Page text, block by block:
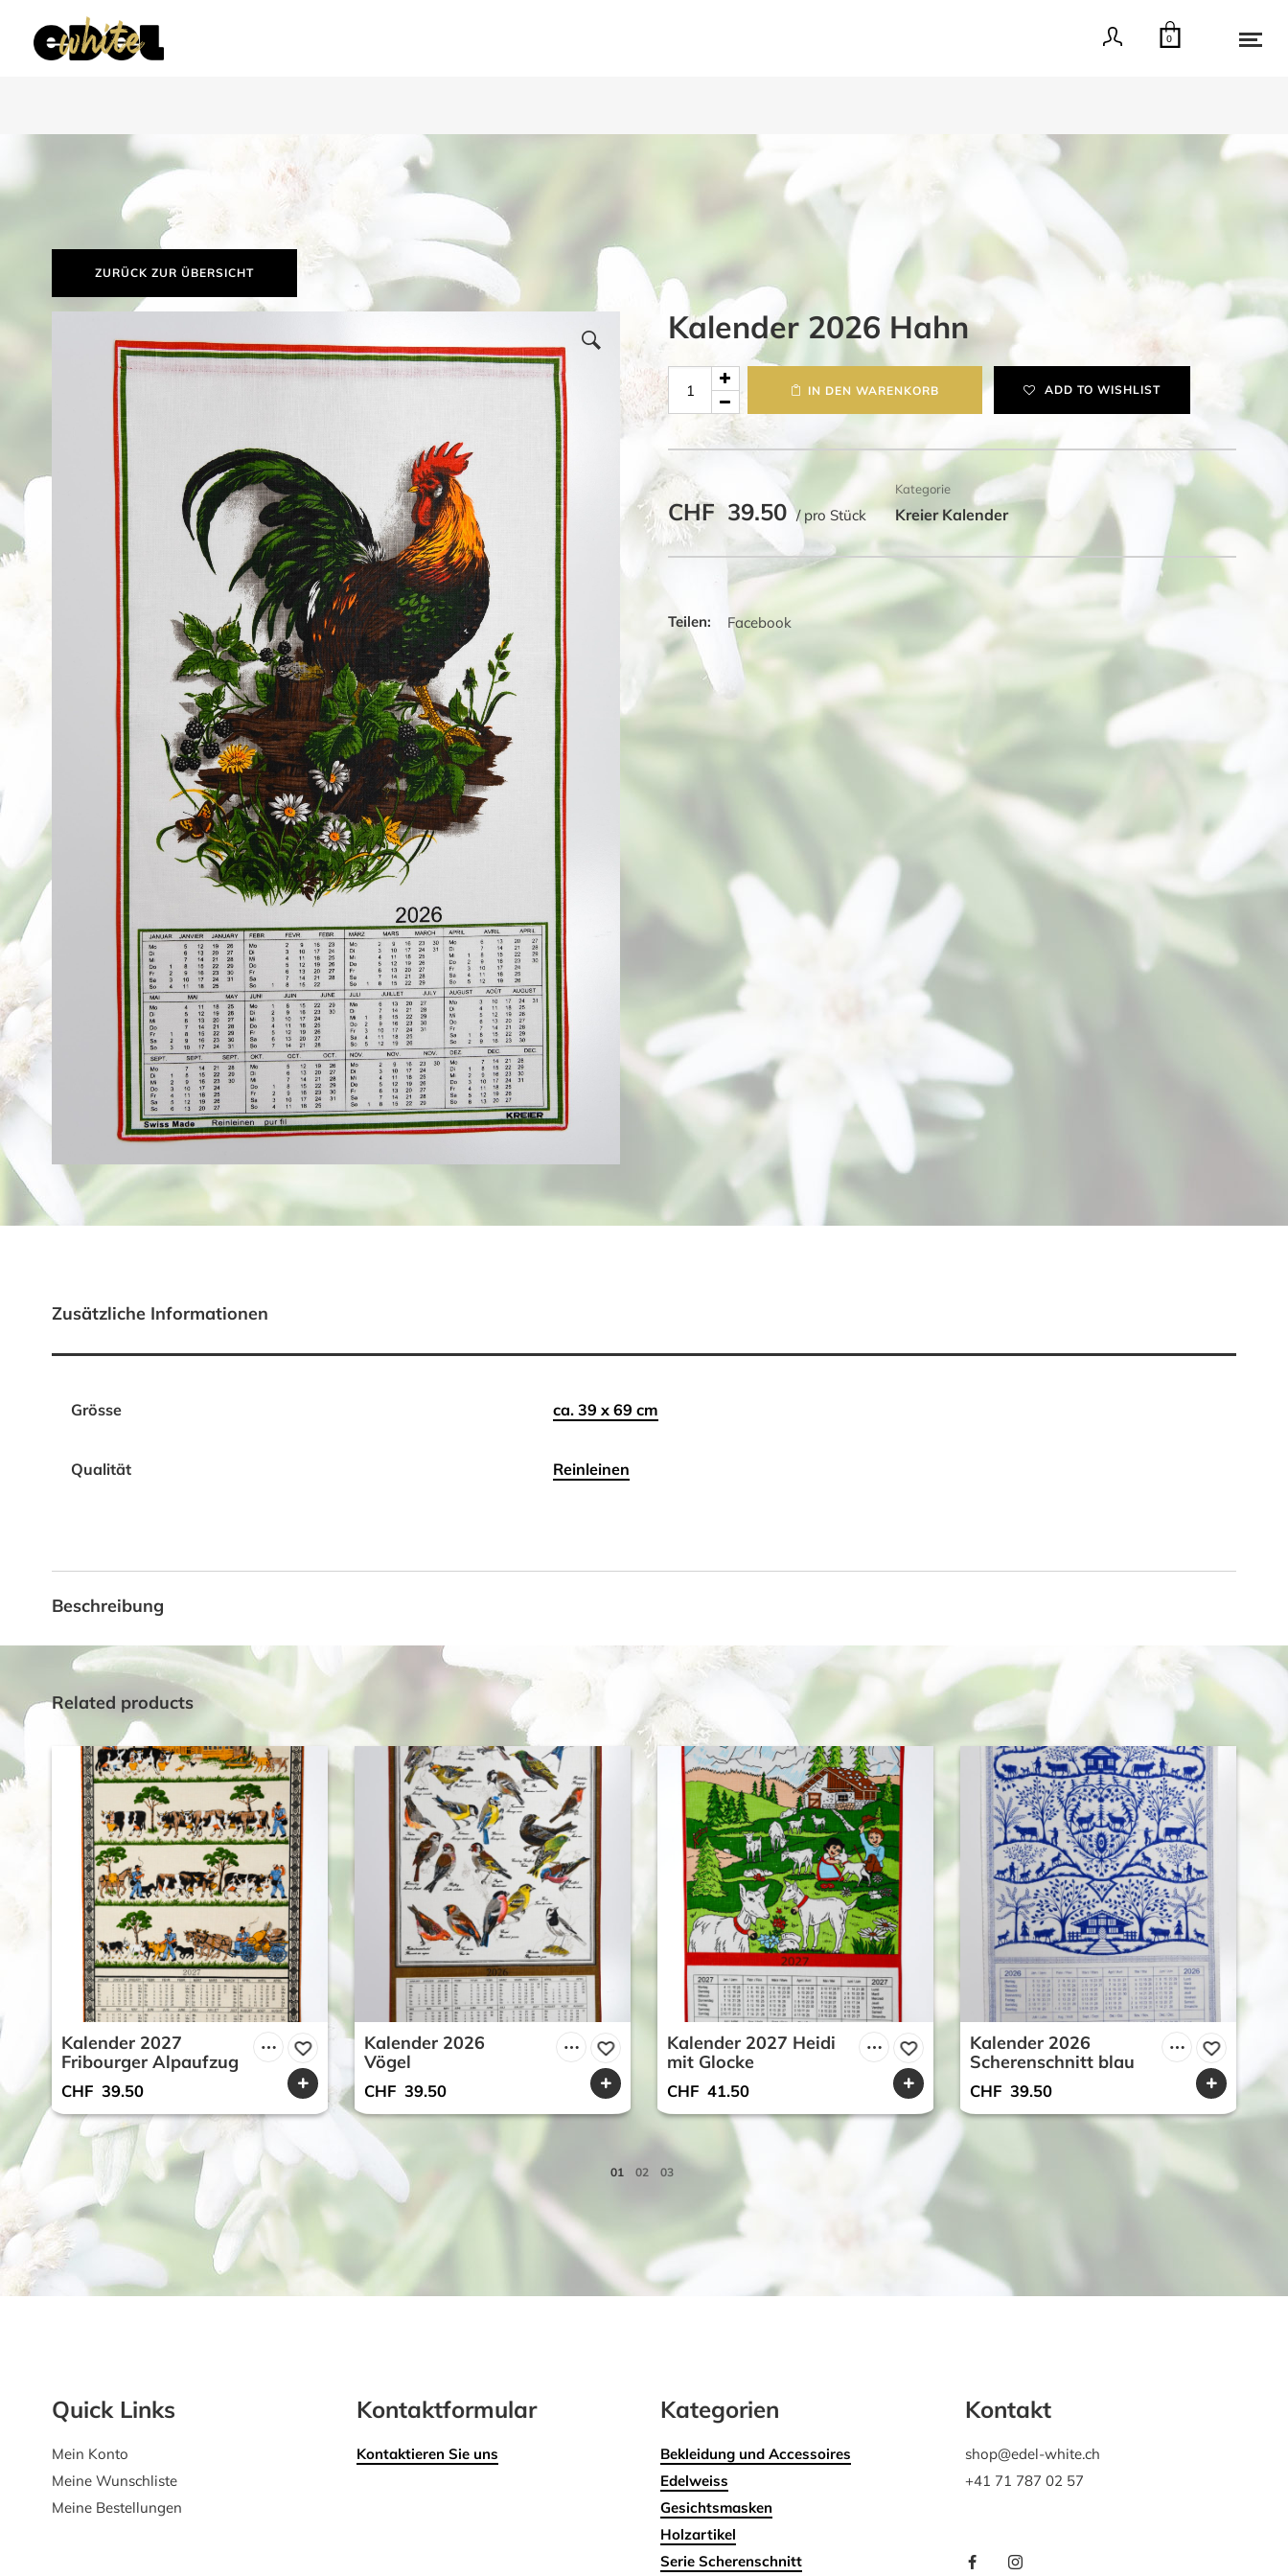
0
ZURÜCK ZUR ÜBERSICHT
Kalender 2026 Hahn
Kalender
2026
IN DEN WARENKORB ADD TO WISHLIST
CHF 39.50 / pro Stück
Kategorie
Kreier Kalender
Facebook
Zusätzliche Informationen
Grösse ca. 39 x 69 cm
Qualität Reinleinen
Beschreibung
Related products
Kalender 2027
Fribourger Alpaufzug
CHF 39.50
Kalender 2026
Vögel
CHF 39.50
Kalender 2027 Heidi
mit Glocke
CHF 41.50
Kalender 2026
Scherenschnitt blau
CHF 39.50
Quick Links
Mein Konto
Meine Wunschliste
Meine Bestellungen
Kontaktformular
Kontaktieren Sie uns
Kategorien
Bekleidung und Accessoires
Edelweiss
Gesichtsmasken
Holzartikel
Serie Scherenschnitt
Kontakt
shop@edel-white.ch
+41 71 787 02 57